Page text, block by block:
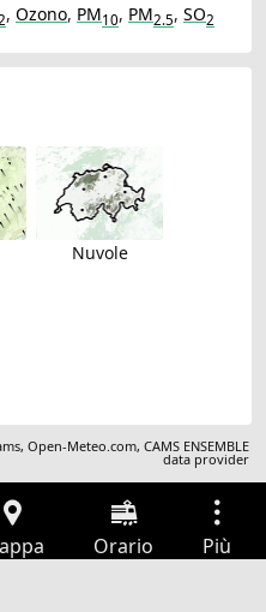
2, Ozono, PM10, PM2.5, SO2
Nuvole
,Open-Meteo.com,CAMS ENSEMBLE
data provider
Orario Più